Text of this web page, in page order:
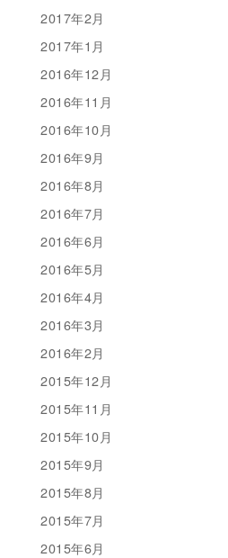
2017年2月
2017年1月
2016年12月
2016年11月
2016年10月
2016年9月
2016年8月
2016年7月
2016年6月
2016年5月
2016年4月
2016年3月
2016年2月
2015年12月
2015年11月
2015年10月
2015年9月
2015年8月
2015年7月
2015年6月